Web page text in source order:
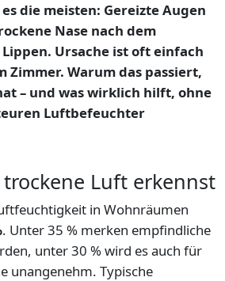
die meisten: Gereizte Augen
Nase nach dem
Ursache ist oft einfach
Zimmer. Warum das passiert,
– und was wirklich hilft, ohne
Luftbefeuchter
Luft erkennst
in Wohnräumen
. Unter 35 % merken empfindliche
unter 30 % wird es auch für
unangenehm. Typische